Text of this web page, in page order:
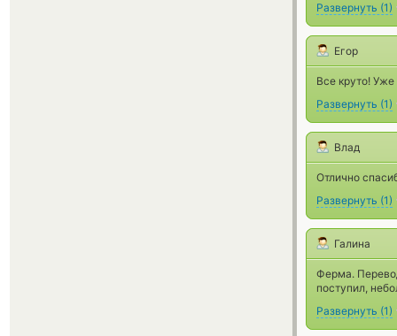
Развернуть (1)
Егор
Все круто!
Развернуть (1)
Влад
Отлично
Развернуть (1)
Галина
Ферма.
поступил,
Развернуть (1)